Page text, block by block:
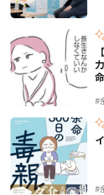
#
#